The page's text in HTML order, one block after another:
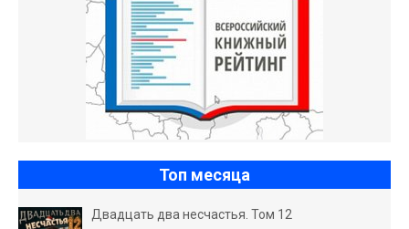
Топ месяца
Двадцать два несчастья. Том 12